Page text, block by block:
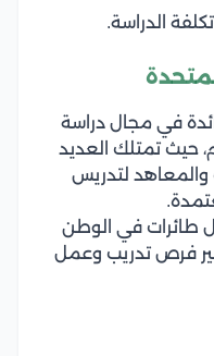
الدراسة.
في مجال دراسة
حيث تمتلك العديد
والمعاهد لتدريس
طائرات في الوطن
فرص تدريب وعمل